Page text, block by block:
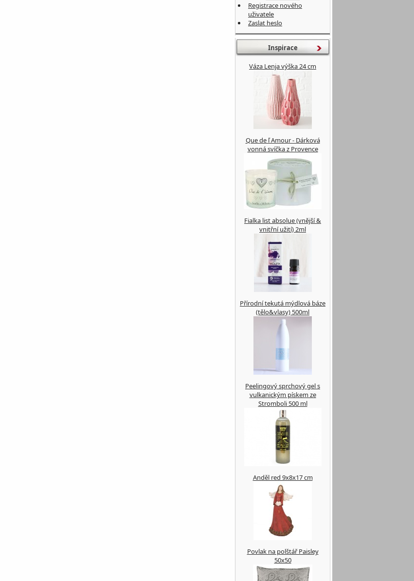
Registrace nového
uživatele
Zaslat heslo
Inspirace
Váza Lenja výška 24 cm
Que de ľ Amour - Dárková
vonná svíčka z Provence
Fialka list absolue (vnější &
vnitřní užití) 2ml
Přírodní tekutá mýdlová báze
(tělo&vlasy) 500ml
Peelingový sprchový gel s
vulkanickým pískem ze
Stromboli 500 ml
Anděl red 9x8x17 cm
Povlak na polštář Paisley
50x50